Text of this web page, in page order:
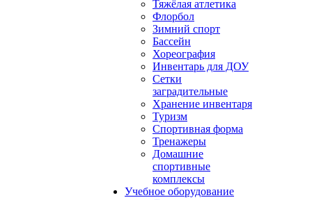
Тяжёлая атлетика
Флорбол
Зимний спорт
Бассейн
Хореография
Инвентарь для ДОУ
Сетки
заградительные
Хранение инвентаря
Туризм
Спортивная форма
Тренажеры
Домашние
спортивные
комплексы
Учебное оборудование